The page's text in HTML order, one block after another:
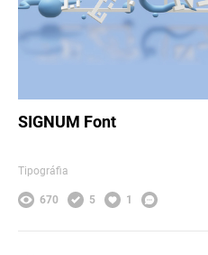
SIGNUM Font
Tipográfia
670 5 1